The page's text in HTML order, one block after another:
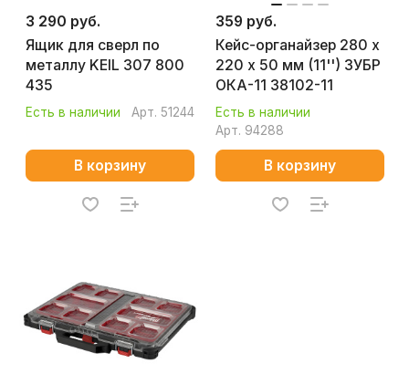
3 290 руб.
Ящик для сверл по
металлу KEIL 307 800
435
Есть в наличии Арт. 51244
В корзину
359 руб.
Кейс-органайзер 280 х
220 х 50 мм (11'') ЗУБР
ОКА-11 38102-11
Есть в наличии
Арт. 94288
В корзину